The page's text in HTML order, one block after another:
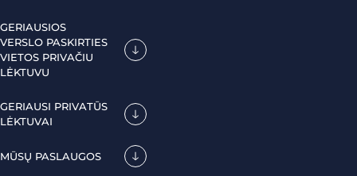
GERIAUSIOS
VERSLO PASKIRTIES
VIETOS PRIVAČIU
LĖKTUVU
GERIAUSI PRIVATŪS
LĖKTUVAI
MŪSŲ PASLAUGOS